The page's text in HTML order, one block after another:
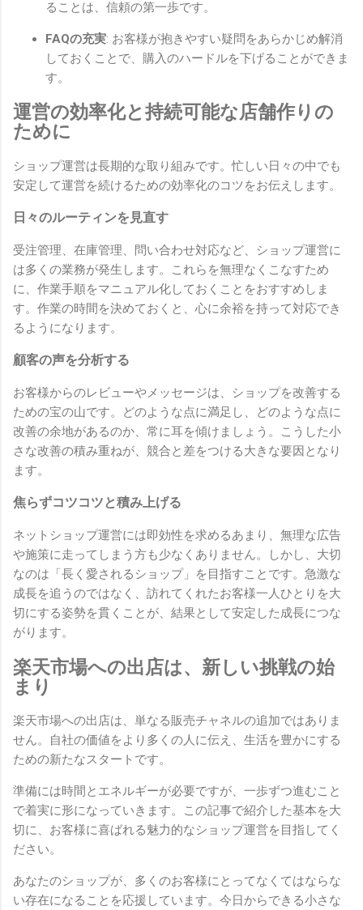
ることは、信頼の第一歩です。
FAQの充実: お客様が抱きやすい疑問をあらかじめ解消
しておくことで、購入のハードルを下げることができま
す。
運営の効率化と持続可能な店舗作りの
ために
ショップ運営は長期的な取り組みです。忙しい日々の中でも
安定して運営を続けるための効率化のコツをお伝えします。
日々のルーティンを見直す
受注管理、在庫管理、問い合わせ対応など、ショップ運営に
は多くの業務が発生します。これらを無理なくこなすため
に、作業手順をマニュアル化しておくことをおすすめしま
す。作業の時間を決めておくと、心に余裕を持って対応でき
るようになります。
顧客の声を分析する
お客様からのレビューやメッセージは、ショップを改善する
ための宝の山です。どのような点に満足し、どのような点に
改善の余地があるのか、常に耳を傾けましょう。こうした小
さな改善の積み重ねが、競合と差をつける大きな要因となり
ます。
焦らずコツコツと積み上げる
ネットショップ運営には即効性を求めるあまり、無理な広告
や施策に走ってしまう方も少なくありません。しかし、大切
なのは「長く愛されるショップ」を目指すことです。急激な
成長を追うのではなく、訪れてくれたお客様一人ひとりを大
切にする姿勢を貫くことが、結果として安定した成長につな
がります。
楽天市場への出店は、新しい挑戦の始
まり
楽天市場への出店は、単なる販売チャネルの追加ではありま
せん。自社の価値をより多くの人に伝え、生活を豊かにする
ための新たなスタートです。
準備には時間とエネルギーが必要ですが、一歩ずつ進むこと
で着実に形になっていきます。この記事で紹介した基本を大
切に、お客様に喜ばれる魅力的なショップ運営を目指してく
ださい。
あなたのショップが、多くのお客様にとってなくてはならな
い存在になることを応援しています。今日からできる小さな